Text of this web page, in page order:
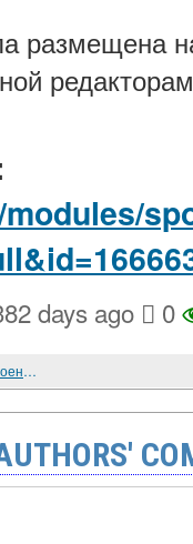
размещена
days ago 0
Неопределенный срок предоставления военнослужащим постоянного жилья